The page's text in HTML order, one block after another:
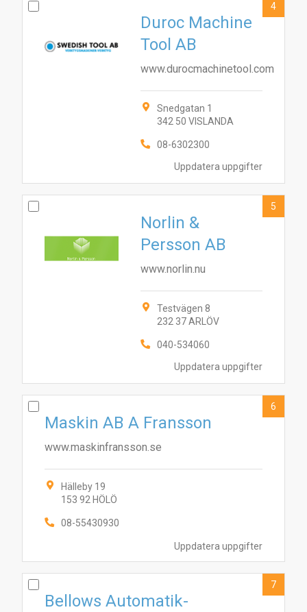
Uppdatera uppgifter
Duroc Machine
Tool AB
www.durocmachinetool.com
Snedgatan 1
342 50 VISLANDA
08-6302300
4
Uppdatera uppgifter
Norlin &
Persson AB
www.norlin.nu
Testvägen 8
232 37 ARLÖV
040-534060
5
Uppdatera uppgifter
Maskin AB A Fransson
www.maskinfransson.se
Hälleby 19
153 92 HÖLÖ
08-55430930
6
Bellows Automatik-
7